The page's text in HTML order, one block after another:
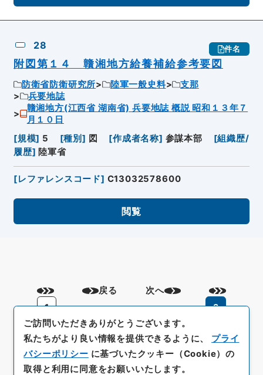
28 件名
附図第１４ 贛湘地方給養補給参考要図
防衛省防衛研究所 陸軍一般史料
支那
兵要地誌
贛湘地方(江西省 湖南省) 兵要地誌 概説 昭和１３年７
月１０日
[規模] 5 [種別 ] 図 [作成者名称] 参謀本部 [組織歴/
履歴] 陸軍省
[レファレンスコード] C13032578600
閲覧
戻る
1
2
次へ
ご訪問いただきありがとうございます。
私たちがより良い情報を提供できるように、 プライ
バシーポリシー に基づいたクッキー（Cookie）の
取得と利用に同意をお願いいたします。